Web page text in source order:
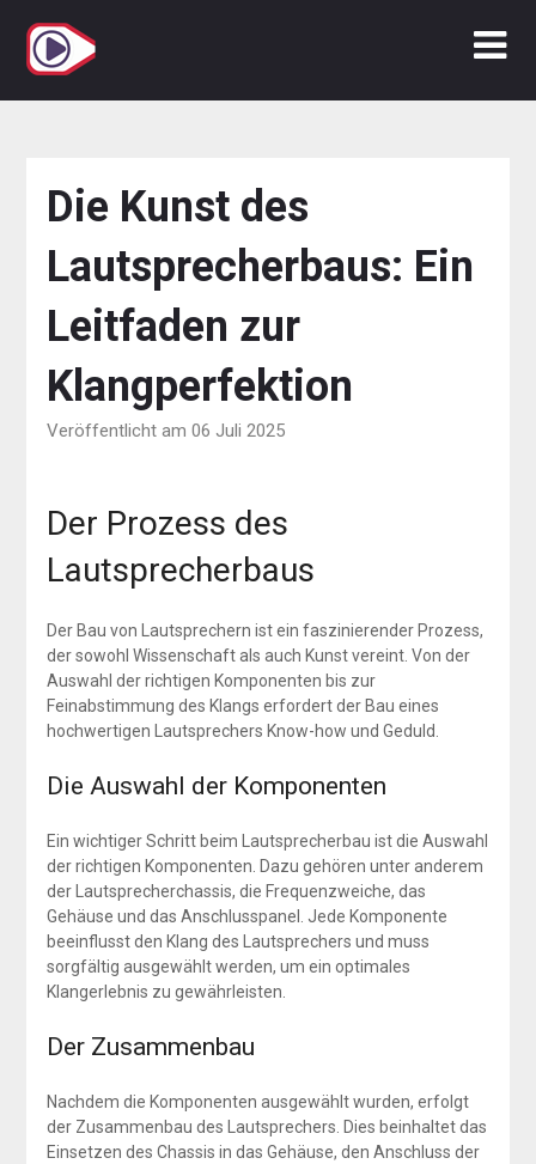
Inhalt
springen
Die Kunst des
Lautsprecherbaus: Ein
Leitfaden zur
Klangperfektion
Veröffentlicht am 06 Juli 2025
Der Prozess des
Lautsprecherbaus
Der Bau von Lautsprechern ist ein faszinierender Prozess,
der sowohl Wissenschaft als auch Kunst vereint. Von der
Auswahl der richtigen Komponenten bis zur
Feinabstimmung des Klangs erfordert der Bau eines
hochwertigen Lautsprechers Know-how und Geduld.
Die Auswahl der Komponenten
Ein wichtiger Schritt beim Lautsprecherbau ist die Auswahl
der richtigen Komponenten. Dazu gehören unter anderem
der Lautsprecherchassis, die Frequenzweiche, das
Gehäuse und das Anschlusspanel. Jede Komponente
beeinflusst den Klang des Lautsprechers und muss
sorgfältig ausgewählt werden, um ein optimales
Klangerlebnis zu gewährleisten.
Der Zusammenbau
Nachdem die Komponenten ausgewählt wurden, erfolgt
der Zusammenbau des Lautsprechers. Dies beinhaltet das
Einsetzen des Chassis in das Gehäuse, den Anschluss der